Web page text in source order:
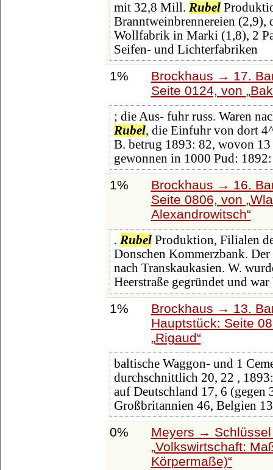
mit 32,8 Mill. Rubel
Branntweinbrennereien
Wollfabrik in Marki (1,8), 2
Seifen- und Lichterfabriken
1%
Brockhaus → 17.
Seite 0124, von
; die Aus- fuhr russ. Waren
Rubel, die Einfuhr von dort
B. betrug 1893: 82, wovon 13
gewonnen in 1000 Pud:
1%
Brockhaus → 16.
Seite 0806, von
Alexandrowitsch
. RubelProduktion, Filialen
Donschen Kommerzbank.
nach Transkaukasien. W.
Heerstraße gegründet und
1%
Brockhaus → 13.
Hauptstück: Seite
Rigaud
baltische Waggon- und 1
durchschnittlich 20, 22 ,
auf Deutschland 17, 6 (gegen
Großbritannien 46, Belgien 13
0%
Meyers →
Volkswirtschaft:
Körpermaße)